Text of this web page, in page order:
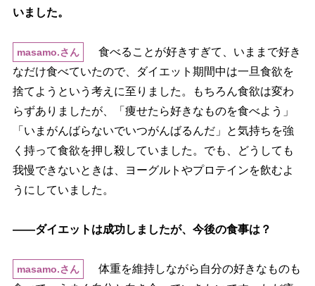
いました。
masamo.さん
食べることが好きすぎて、いままで好き
なだけ食べていたので、ダイエット期間中は一旦食欲を
捨てようという考えに至りました。もちろん食欲は変わ
らずありましたが、「痩せたら好きなものを食べよう」
「いまがんばらないでいつがんばるんだ」と気持ちを強
く持って食欲を押し殺していました。でも、どうしても
我慢できないときは、ヨーグルトやプロテインを飲むよ
うにしていました。
――ダイエットは成功しましたが、今後の食事は？
masamo.さん
体重を維持しながら自分の好きなものも